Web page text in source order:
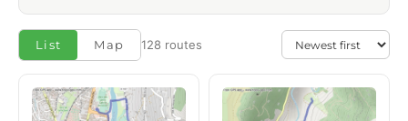
List Map 128 routes